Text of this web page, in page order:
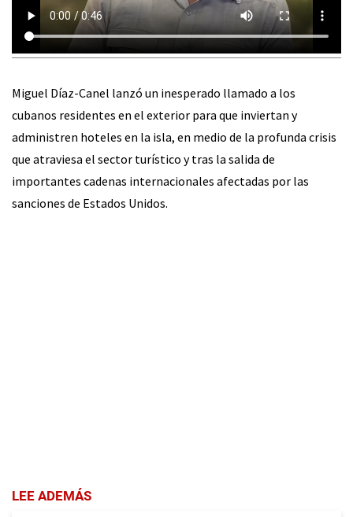
Miguel Díaz-Canel lanzó un inesperado llamado a los
cubanos residentes en el exterior para que inviertan y
administren hoteles en la isla, en medio de la profunda crisis
que atraviesa el sector turístico y tras la salida de
importantes cadenas internacionales afectadas por las
sanciones de Estados Unidos.
LEE ADEMÁS